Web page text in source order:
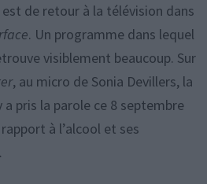
de retour à la télévision dans
. Un programme dans lequel
visiblement beaucoup. Sur
, au micro de Sonia Devillers, la
pris la parole ce 8 septembre
à l’alcool et ses